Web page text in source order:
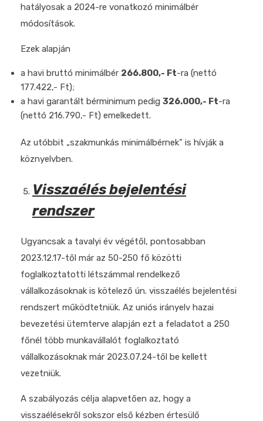
hatályosak a 2024-re vonatkozó minimálbér
módosítások.
Ezek alapján
a havi bruttó minimálbér 266.800,- Ft-ra (nettó
177.422,- Ft);
a havi garantált bérminimum pedig 326.000,- Ft-ra
(nettó 216.790,- Ft) emelkedett.
Az utóbbit „szakmunkás minimálbérnek” is hívják a
köznyelvben.
Visszaélés bejelentési
rendszer
Ugyancsak a tavalyi év végétől, pontosabban
2023.12.17-től már az 50-250 fő közötti
foglalkoztatotti létszámmal rendelkező
vállalkozásoknak is kötelező ún. visszaélés bejelentési
rendszert működtetniük. Az uniós irányelv hazai
bevezetési ütemterve alapján ezt a feladatot a 250
főnél több munkavállalót foglalkoztató
vállalkozásoknak már 2023.07.24-től be kellett
vezetniük.
A szabályozás célja alapvetően az, hogy a
visszaélésekről sokszor első kézben értesülő